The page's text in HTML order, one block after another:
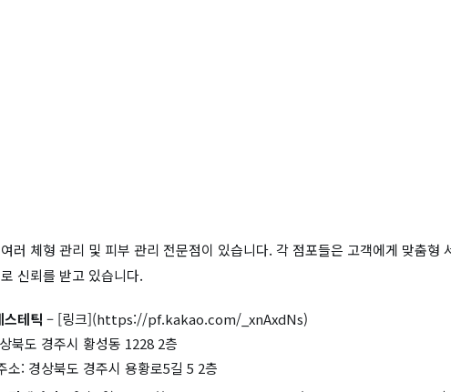
러 체형 관리 및 피부 관리 전문점이 있습니다. 각 점포들은 고객에게 맞춤형
신뢰를 받고 있습니다.
스테틱 – [링크](https://pf.kakao.com/_xnAxdNs)
북도 경주시 황성동 1228 2층
소: 경상북도 경주시 용황로5길 5 2층